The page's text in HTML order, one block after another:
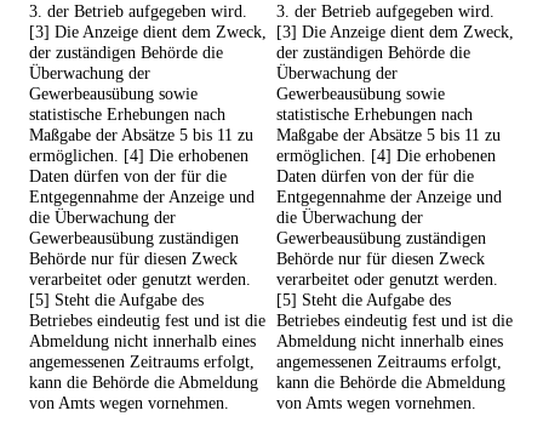
3. der Betrieb aufgegeben wird.
[3] Die Anzeige dient dem Zweck,
der zuständigen Behörde die
Überwachung der
Gewerbeausübung sowie
statistische Erhebungen nach
Maßgabe der Absätze 5 bis 11 zu
ermöglichen. [4] Die erhobenen
Daten dürfen von der für die
Entgegennahme der Anzeige und
die Überwachung der
Gewerbeausübung zuständigen
Behörde nur für diesen Zweck
verarbeitet oder genutzt werden.
[5] Steht die Aufgabe des
Betriebes eindeutig fest und ist die
Abmeldung nicht innerhalb eines
angemessenen Zeitraums erfolgt,
kann die Behörde die Abmeldung
von Amts wegen vornehmen.
3. der Betrieb aufgegeben wird.
[3] Die Anzeige dient dem Zweck,
der zuständigen Behörde die
Überwachung der
Gewerbeausübung sowie
statistische Erhebungen nach
Maßgabe der Absätze 5 bis 11 zu
ermöglichen. [4] Die erhobenen
Daten dürfen von der für die
Entgegennahme der Anzeige und
die Überwachung der
Gewerbeausübung zuständigen
Behörde nur für diesen Zweck
verarbeitet oder genutzt werden.
[5] Steht die Aufgabe des
Betriebes eindeutig fest und ist die
Abmeldung nicht innerhalb eines
angemessenen Zeitraums erfolgt,
kann die Behörde die Abmeldung
von Amts wegen vornehmen.